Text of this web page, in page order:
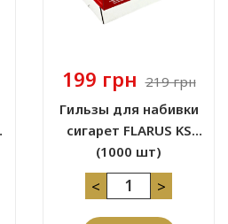
199 грн 219 грн
Гильзы для набивки
сигарет FLARUS KS
(1000 шт)
< >